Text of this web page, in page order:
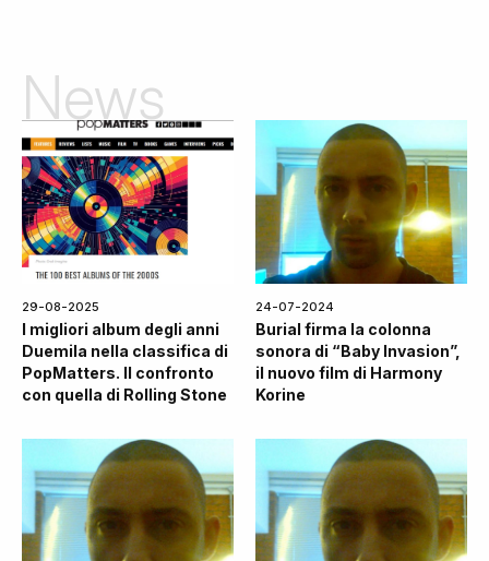
News
29-08-2025
I migliori album degli anni
Duemila nella classifica di
PopMatters. Il confronto
con quella di Rolling Stone
24-07-2024
Burial firma la colonna
sonora di “Baby Invasion”,
il nuovo film di Harmony
Korine